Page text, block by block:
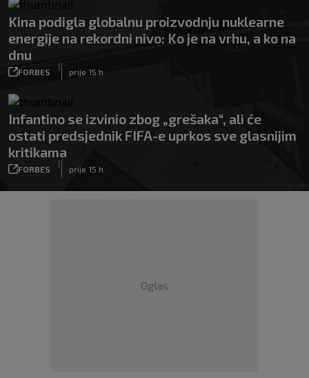
Kina podigla globalnu proizvodnju nuklearne
energije na rekordni nivo: Ko je na vrhu, a ko na
dnu
FORBES
|
prije 15 h
Infantino se izvinio zbog „grešaka“, ali će
ostati predsjednik FIFA-e uprkos sve glasnijim
kritikama
FORBES
|
prije 15 h
Oglas